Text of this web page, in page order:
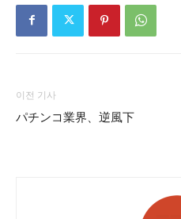
이전 기사
パチンコ業界、逆風下